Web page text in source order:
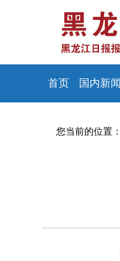
首页 国内新闻
您当前的位置：